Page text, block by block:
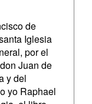
de
Iglesia
por el
Juan de
y del
yo Raphael